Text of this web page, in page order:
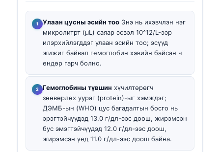
Улаан цусны эсийн тоо Энэ нь ихэвчлэн нэг
микролитрт (µL) саяар эсвэл 10^12/L-ээр
илэрхийлэгддэг улаан эсийн тоо; эсүүд
жижиг байвал гемоглобин хэвийн байсан ч
өндөр гарч болно.
Гемоглобины түвшин хүчилтөрөгч
зөөвөрлөх уураг (protein)-ыг хэмждэг;
ДЭМБ-ын (WHO) цус багадалтын босго нь
эрэгтэйчүүдэд 13.0 г/дл-ээс доош, жирэмсэн
бус эмэгтэйчүүдэд 12.0 г/дл-ээс доош,
жирэмсэн үед 11.0 г/дл-ээс доош байна.